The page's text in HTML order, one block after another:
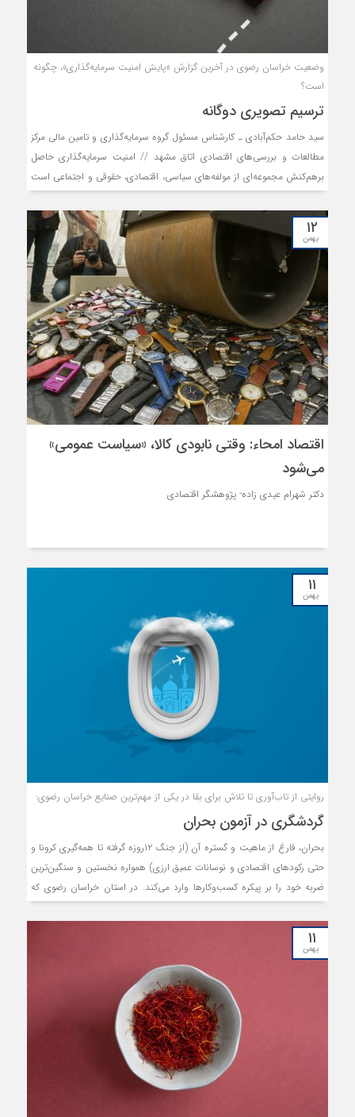
وضعیت خراسان رضوی در آخرین گزارش «پایش امنیت سرمایه‌گذاری»، چگونه
است؟
ترسیم تصویری دوگانه
سید حامد حکم‌آبادی ـ کارشناس مسئول گروه سرمایه‌گذاری و تامین مالی مرکز
مطالعات و بررسی‌های اقتصادی اتاق مشهد // امنیت سرمایه‌گذاری حاصل
برهم‌کنش مجموعه‌ای از مولفه‌های سیاسی، اقتصادی، حقوقی و اجتماعی است
پیش‌بینی‌پذیری آینده را برای سرمایه‌گذار فراهم می‌سازد. هرچه این مولفه‌ها
منسجم‌تر و پایدارتر عمل کنند، افق تصمیم‌گیری شفاف‌تر و انگیزه ورود سرمایه
تقویت می‌شود. مرکز پژوهش‌های مجلس شورای اسلامی، در قالب گزارش
فصلی «پایش امنیت سرمایه‌گذاری»، با اتکا به داده‌های آماری و نتایج پیمایش
میدانی از ۸۸۹۰ فعال اقتصادی در سطح کشور، تصویری مستند از وضعیت
امنیت سرمایه‌گذاری در ایران و استان‌ها ارائه می‌دهد. در این گزارش،
«شاخص امنیت سرمایه‌گذاری» به‌عنوان یک شاخص ترکیبی، بر پایه هفت
نماگر اصلی محاسبه می‌شود و وضعیت محیط کسب‌وکار را با جزئیات نهادی و
اقتصادی مورد سنجش قرار می‌دهد. این شاخص در بازه صفر (بهترین
وضعیت) تا ۱۰ (نامناسب‌ترین وضعیت) تعریف شده و معیاری گویا از برداشت
فعالان اقتصادی نسبت به کیفیت فضای سرمایه‌گذاری است.
۱۲
بهمن
اقتصاد امحاء: وقتی نابودی کالا، «سیاست عمومی»
می‌شود
دکتر شهرام عیدی زاده- پژوهشگر اقتصادی
۱۱
بهمن
روایتی از تاب‌آوری تا تلاش برای بقا در یکی از مهم‌ترین صنایع خراسان رضوی:
گردشگری در آزمون بحران
بحران، فارغ از ماهیت و گستره آن (از جنگ ۱۲روزه گرفته تا همه‌گیری کرونا و
حتی رکودهای اقتصادی و نوسانات عمیق ارزی) همواره نخستین و سنگین‌ترین
ضربه خود را بر پیکره کسب‌وکارها وارد می‌کند. در استان خراسان رضوی که
گردشگری یکی از ارکان اصلی اقتصاد آن به شمار می‌رود، هر بحران به‌مثابه
تکانه‌ای شدید عمل می‌کند که این بخش حساس و وابسته به «تقاضا» را
پیامد، توقف جریان سفر و گردشگری است؛ وضعیتی که در پِی آن، اتاق‌های
مراکز اقامتی خالی می‌ماند، کسب‌وکارهای گردشگری از رونق می‌افتند و
کارگاه‌های صنایع دستی یکی پس از دیگری چراغ تولید خود را خاموش
می‌کنند. اقتصاد خراسان رضوی که بخش قابل‌توجهی از اشتغال، درآمدزایی و
توسعه زیرساخت‌های خود را وامدار گردشگری است، در سال‌های اخیر بارها و
به دلایل گوناگون با چنین چالش‌هایی روبه‌رو شده و ناگزیر آزمون‌های سخت
تاب‌آوری و بقا را از سر گذرانده است. دریغ آن‌که شماری از بنگاه‌های این
۱۱
بهمن